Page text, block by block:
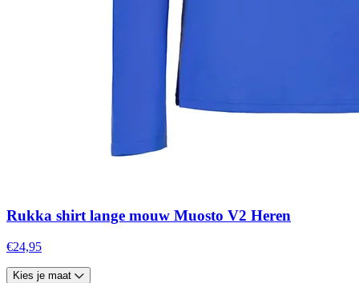
Rukka shirt lange mouw Muosto V2 Heren
€24,95
Kies je maat